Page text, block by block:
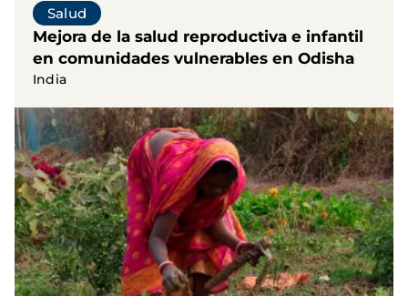
Salud
Mejora de la salud reproductiva e infantil
en comunidades vulnerables en Odisha
India